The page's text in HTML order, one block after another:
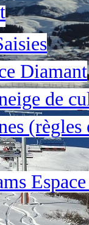
Diamant
de
(règles